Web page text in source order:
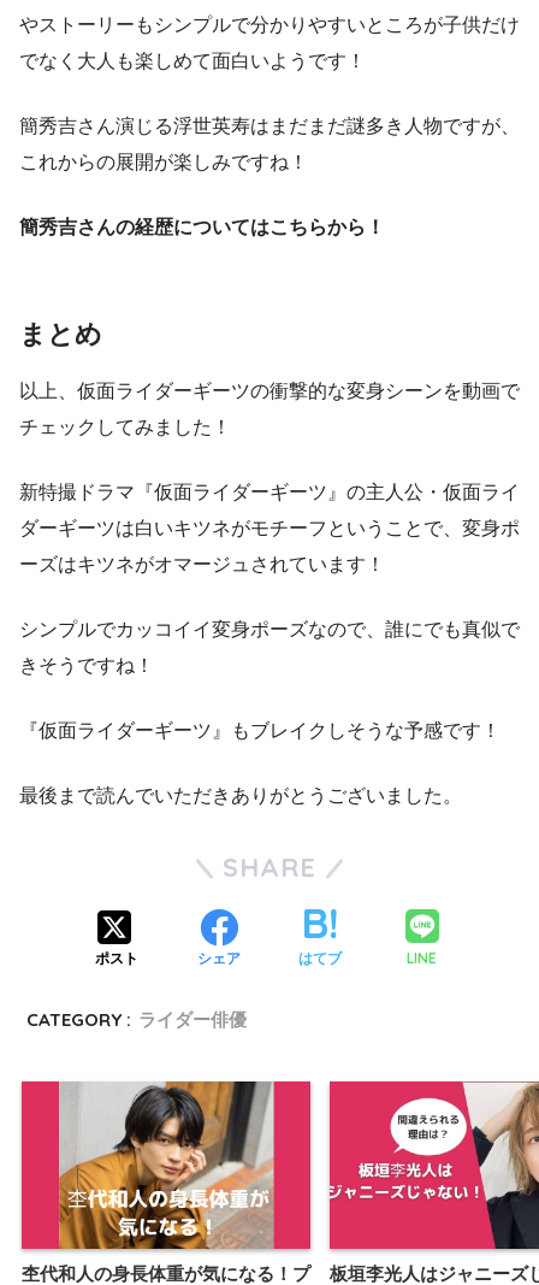
やストーリーもシンプルで分かりやすいところが子供だけ
でなく大人も楽しめて面白いようです！
簡秀吉さん演じる浮世英寿はまだまだ謎多き人物ですが、
これからの展開が楽しみですね！
簡秀吉さんの経歴についてはこちらから！
まとめ
以上、仮面ライダーギーツの衝撃的な変身シーンを動画で
チェックしてみました！
新特撮ドラマ『仮面ライダーギーツ』の主人公・仮面ライ
ダーギーツは白いキツネがモチーフということで、変身ポ
ーズはキツネがオマージュされています！
シンプルでカッコイイ変身ポーズなので、誰にでも真似で
きそうですね！
『仮面ライダーギーツ』もブレイクしそうな予感です！
最後まで読んでいただきありがとうございました。
SHARE
ポスト シェア はてブ LINE
CATEGORY : ライダー俳優
杢代和人の身長体重が気になる！プ
板垣李光人はジャニーズ